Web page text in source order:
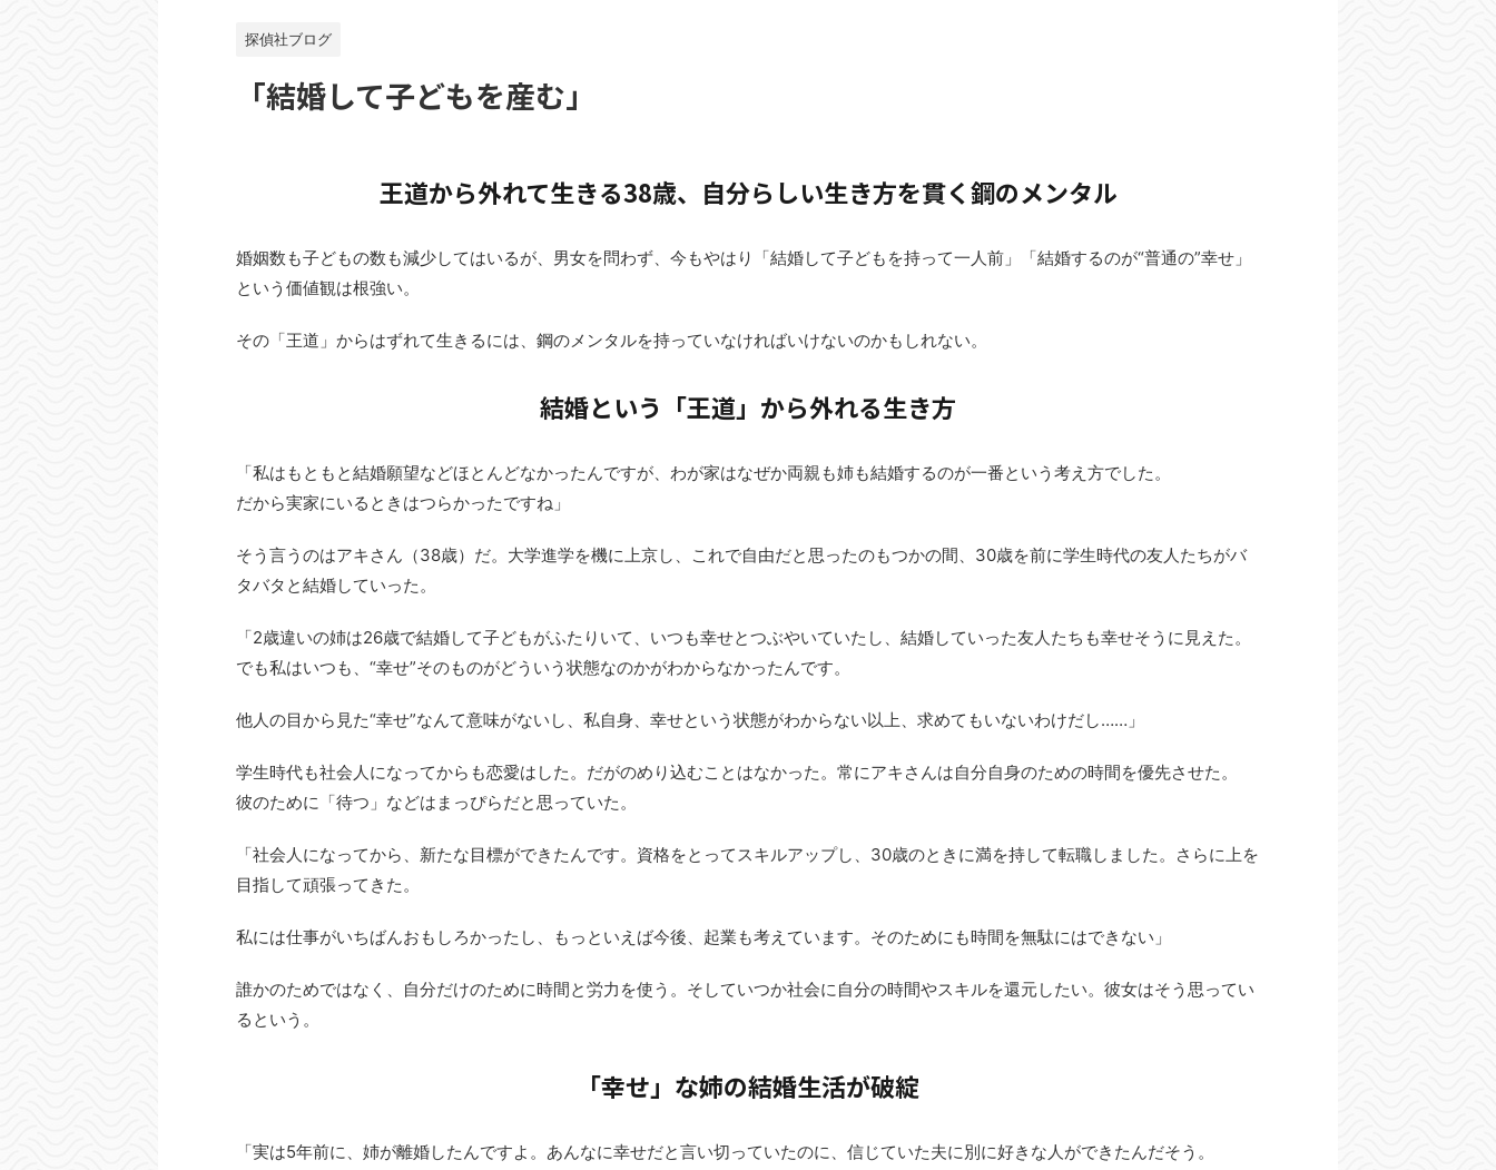
探偵社ブログ
「結婚して子どもを産む」
王道から外れて生きる38歳、自分らしい生き方を貫く鋼のメンタル
婚姻数も子どもの数も減少してはいるが、男女を問わず、今もやはり「結婚して子どもを持って一人前」「結婚するのが“普通の”幸せ」
という価値観は根強い。
その「王道」からはずれて生きるには、鋼のメンタルを持っていなければいけないのかもしれない。
結婚という「王道」から外れる生き方
「私はもともと結婚願望などほとんどなかったんですが、わが家はなぜか両親も姉も結婚するのが一番という考え方でした。
だから実家にいるときはつらかったですね」
そう言うのはアキさん（38歳）だ。大学進学を機に上京し、これで自由だと思ったのもつかの間、30歳を前に学生時代の友人たちがバ
タバタと結婚していった。
「2歳違いの姉は26歳で結婚して子どもがふたりいて、いつも幸せとつぶやいていたし、結婚していった友人たちも幸せそうに見えた。
でも私はいつも、“幸せ”そのものがどういう状態なのかがわからなかったんです。
他人の目から見た“幸せ”なんて意味がないし、私自身、幸せという状態がわからない以上、求めてもいないわけだし……」
学生時代も社会人になってからも恋愛はした。だがのめり込むことはなかった。常にアキさんは自分自身のための時間を優先させた。
彼のために「待つ」などはまっぴらだと思っていた。
「社会人になってから、新たな目標ができたんです。資格をとってスキルアップし、30歳のときに満を持して転職しました。さらに上を
目指して頑張ってきた。
私には仕事がいちばんおもしろかったし、もっといえば今後、起業も考えています。そのためにも時間を無駄にはできない」
誰かのためではなく、自分だけのために時間と労力を使う。そしていつか社会に自分の時間やスキルを還元したい。彼女はそう思ってい
るという。
「幸せ」な姉の結婚生活が破綻
「実は5年前に、姉が離婚したんですよ。あんなに幸せだと言い切っていたのに、信じていた夫に別に好きな人ができたんだそう。